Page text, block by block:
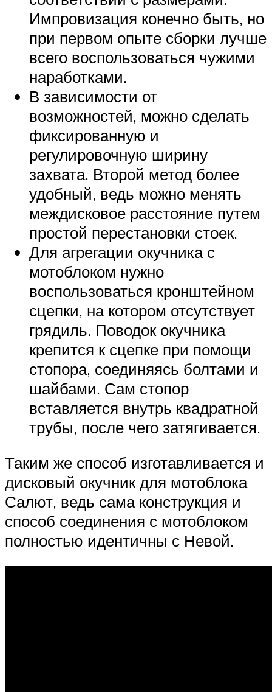
Импровизация конечно быть, но
при первом опыте сборки лучше
всего воспользоваться чужими
наработками.
В зависимости от
возможностей, можно сделать
фиксированную и
регулировочную ширину
захвата. Второй метод более
удобный, ведь можно менять
междисковое расстояние путем
простой перестановки стоек.
Для агрегации окучника с
мотоблоком нужно
воспользоваться кронштейном
сцепки, на котором отсутствует
грядиль. Поводок окучника
крепится к сцепке при помощи
стопора, соединяясь болтами и
шайбами. Сам стопор
вставляется внутрь квадратной
трубы, после чего затягивается.
Таким же способ изготавливается и
дисковый окучник для мотоблока
Салют, ведь сама конструкция и
способ соединения с мотоблоком
полностью идентичны с Невой.